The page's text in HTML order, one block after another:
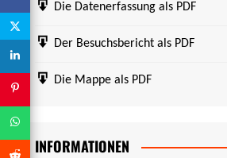
Die Datenerfassung als PDF
Der Besuchsbericht als PDF
Die Mappe als PDF
INFORMATIONEN